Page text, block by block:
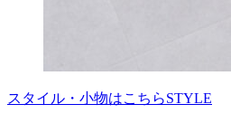
スタイル・小物はこちらSTYLE